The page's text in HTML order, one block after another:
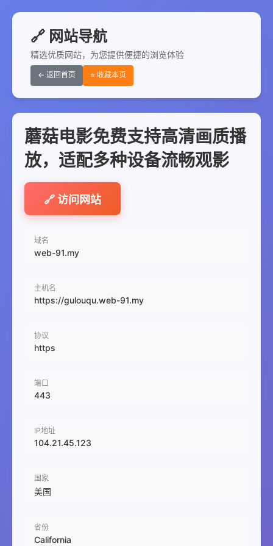
🔗 网站导航
精选优质网站，为您提供便捷的浏览体验
← 返回首页 ⭐ 收藏本页
蘑菇电影免费支持高清画质播
放，适配多种设备流畅观影
🔗 访问网站
域名
web-91.my
主机名
https://gulouqu.web-91.my
协议
https
端口
443
IP地址
104.21.45.123
国家
美国
省份
California